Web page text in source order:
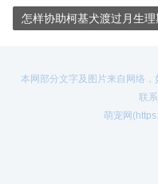
怎样协助柯基犬渡过月生理
本网部分文字及图片来自网络
联
萌宠网